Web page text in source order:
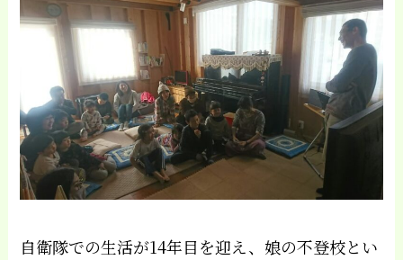
自衛隊での生活が14年目を迎え、娘の不登校とい